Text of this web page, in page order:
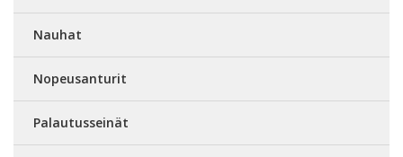
Nauhat
Nopeusanturit
Palautusseinät